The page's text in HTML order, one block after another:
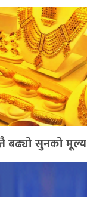
बढ्यो सुनको मूल्य